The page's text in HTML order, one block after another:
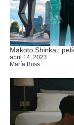
Makoto Shinkai:
abril 14, 2023
María Buss